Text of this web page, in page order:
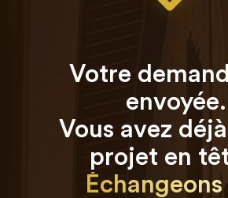
Votre
envoyée.
Vous avez
projet en
Échangeons